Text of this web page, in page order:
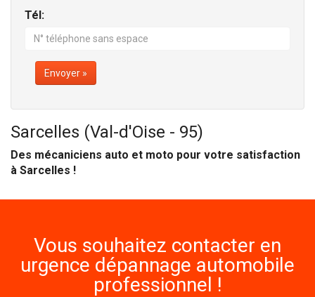
Tél:
Envoyer »
Sarcelles (Val-d'Oise - 95)
Des mécaniciens auto et moto pour votre satisfaction
à Sarcelles !
Vous souhaitez contacter en
urgence dépannage automobile
professionnel !